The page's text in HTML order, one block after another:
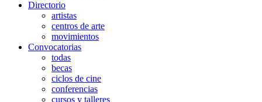
Directorio
artistas
centros de arte
movimientos
Convocatorias
todas
becas
ciclos de cine
conferencias
cursos y talleres